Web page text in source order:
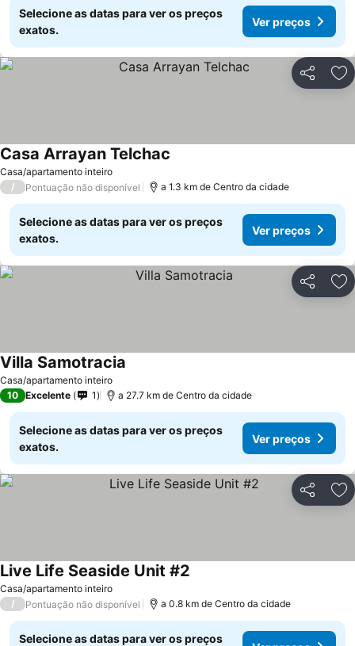
Selecione as datas para ver os preços
exatos.
Ver preços
Partilhar
Casa/apartamento inteiro
Casa Arrayan Telchac
/ Pontuação não disponível a 1.3 km de Centro da cidade
Selecione as datas para ver os preços
exatos.
Ver preços
Partilhar
Casa/apartamento inteiro
Villa Samotracia
10 Excelente 1 a 27.7 km de Centro da cidade
Selecione as datas para ver os preços
exatos.
Ver preços
Partilhar
Casa/apartamento inteiro
Live Life Seaside Unit #2
/ Pontuação não disponível a 0.8 km de Centro da cidade
Selecione as datas para ver os preços